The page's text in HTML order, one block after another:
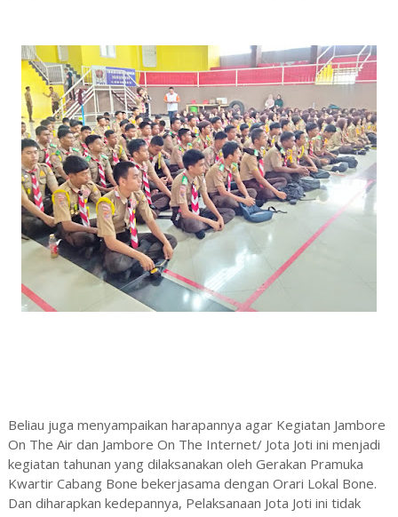
Beliau juga menyampaikan harapannya agar Kegiatan Jambore
On The Air dan Jambore On The Internet/ Jota Joti ini menjadi
kegiatan tahunan yang dilaksanakan oleh Gerakan Pramuka
Kwartir Cabang Bone bekerjasama dengan Orari Lokal Bone.
Dan diharapkan kedepannya, Pelaksanaan Jota Joti ini tidak